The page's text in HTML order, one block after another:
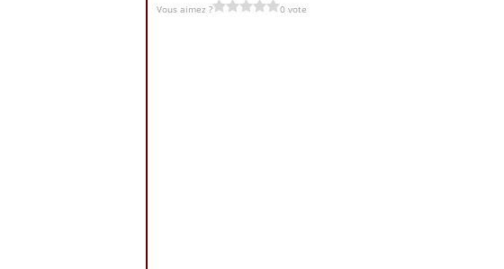
Vous aimez ? 0 vote